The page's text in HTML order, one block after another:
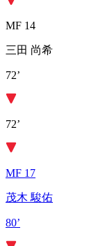
MF 14
三田 尚希
72’
72’
MF 17
茂木 駿佑
80’